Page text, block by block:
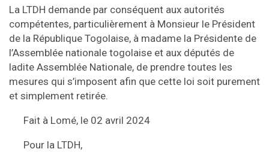
La LTDH demande par conséquent aux autorités
compétentes, particulièrement à Monsieur le Président
de la République Togolaise, à madame la Présidente de
l’Assemblée nationale togolaise et aux députés de
ladite Assemblée Nationale, de prendre toutes les
mesures qui s’imposent afin que cette loi soit purement
et simplement retirée.
Fait à Lomé, le 02 avril 2024
Pour la LTDH,